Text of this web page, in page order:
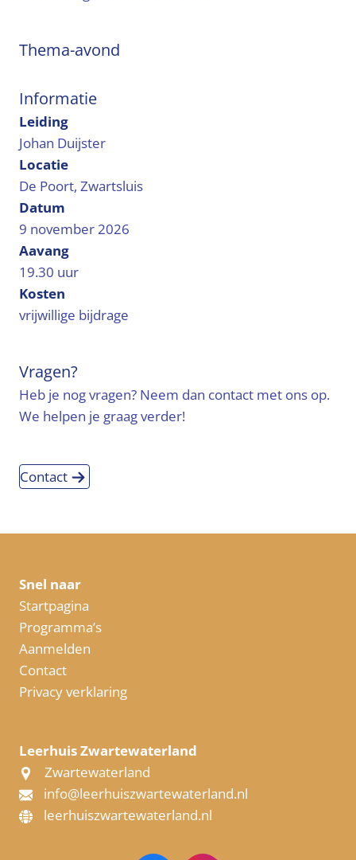
Thema-avond
Informatie
Leiding
Johan Duijster
Locatie
De Poort, Zwartsluis
Datum
9 november 2026
Aavang
19.30 uur
Kosten
vrijwillige bijdrage
Vragen?
Heb je nog vragen? Neem dan contact met ons op.
We helpen je graag verder!
Contact
Snel naar
Startpagina
Programma’s
Aanmelden
Contact
Privacy verklaring
Leerhuis Zwartewaterland
Zwartewaterland
info@leerhuiszwartewaterland.nl
leerhuiszwartewaterland.nl